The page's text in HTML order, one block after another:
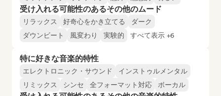
受け入れる可能性のあるその他のムード
リラックス 好奇心をかき立てる
ダーク
ダウンビート
風変わり 実験的 すべて表示 +6
特に好きな音楽的特性
エレクトロニック・サウンド
インストゥルメンタル
リミックス
シンセ 全フォーマット対応 ボーカル